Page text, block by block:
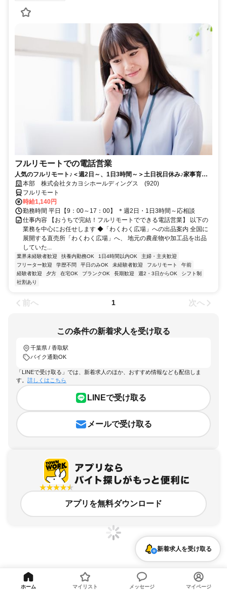
フルリモートでの電話営業
人気のフルリモート♪＜週2日～、1日3時間～＞土日祝日休み♪家事育児
との両立◎プライベートも充実★主婦さんも活躍中
本部 株式会社タカヨシホールディングス (920)
フルリモート
時給1,140円
勤務時間 平日【9：00～17：00】 ＊週2日・1日3時間～応相談
仕事内容 【おうちで完結！フルリモートでできる電話営業】 以下の
業務を中心にお任せします ◆「わくわく広場」への出品案内 全国に
展開する直売所「わくわく広場」へ、 地元の農産物や加工品を出品
していた...
業界未経験者歓迎 扶養内勤務OK 1日4時間以内OK
主婦・主夫歓迎
フリーター歓迎
学歴不問 平日のみOK 未経験者歓迎 フルリモート
午前
経験者歓迎
夕方 在宅OK ブランクOK 長期歓迎 週2・3日からOK
シフト制
社割あり
前へ 1 次へ
この条件の新着求人を受け取る
千葉県 / 香取駅
バイク通勤OK
「LINEで受け取る」では、新着求人のほか、おすすめ情報なども配信しま
す。 詳しくはこちら
LINEで受け取る
メールで受け取る
アプリを無料ダウンロード
千葉県、香取駅、バイク通勤OKのアルバイト・バイト求人情報
求人の詳細を表示
新着求人を受け取る
ホーム マイリスト メッセージ マイページ